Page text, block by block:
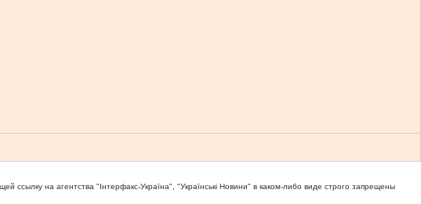
на агентства "Iнтерфакс-Україна", "Українськi Новини" в каком-либо виде строго запрещены